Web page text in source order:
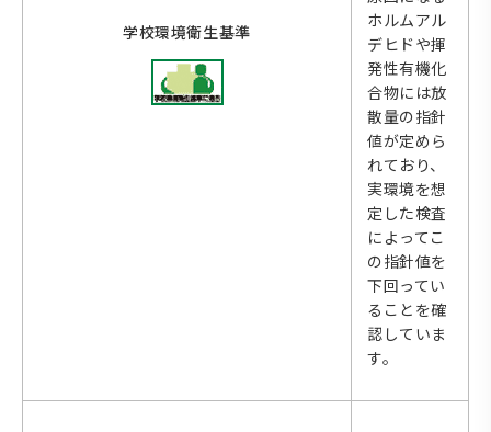
学校環境衛生基準
ホルムアル
デヒドや揮
発性有機化
合物には放
散量の指針
値が定めら
れており、
実環境を想
定した検査
によってこ
の指針値を
下回ってい
ることを確
認していま
す。